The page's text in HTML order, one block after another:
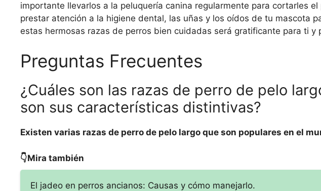
importante llevarlos a la peluquería canina regularmente para cortarles
prestar atención a la higiene dental, las uñas y los oídos de tu mascota
estas hermosas razas de perros bien cuidadas será gratificante para ti y
Preguntas Frecuentes
¿Cuáles son las razas de perro de pelo
son sus características distintivas?
Existen varias razas de perro de pelo largo que son populares en el
👇Mira también
El jadeo en perros ancianos: Causas y cómo manejarlo.